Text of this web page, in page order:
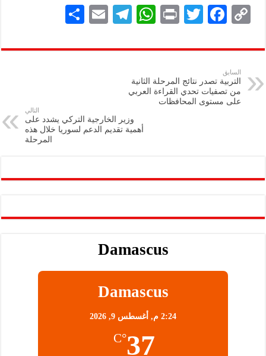
C
p
y
Li
n
F
eb
k
T
tt
P
nt
W
at
A
p
Te
gr
E
ai
ar
السابق
التربية تصدر نتائج المرحلة الثانية
من تصفيات تحدي القراءة العربي
على مستوى المحافظات
التالي
وزير الخارجية التركي يشدد على
أهمية تقديم الدعم لسوريا خلال هذه
المرحلة
Damascus
Damascus
2:24 م, أغسطس 9, 2026
37
°C